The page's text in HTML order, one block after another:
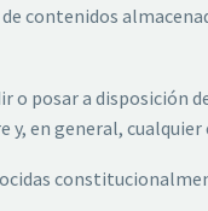
contenidos
posar a disposición
en general, cualquier